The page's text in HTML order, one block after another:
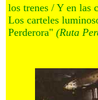
los trenes / Y en las
Los carteles
Perderora" (Ruta